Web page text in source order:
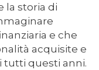
la storia di
e che
acquisite e
tutti questi anni.